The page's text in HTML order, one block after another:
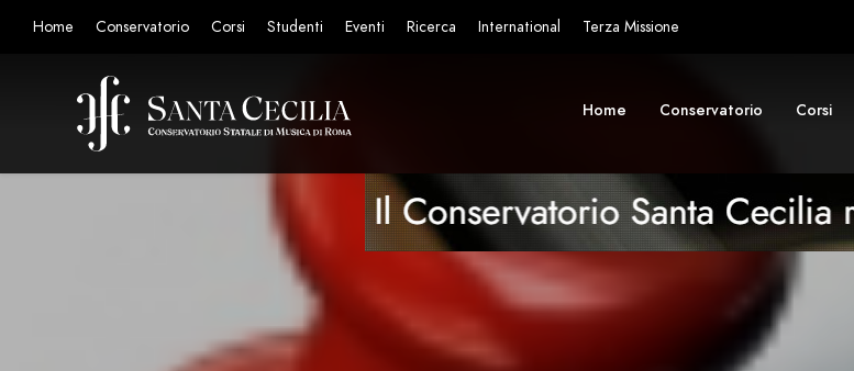
Home Conservatorio Corsi Studenti Eventi Ricerca International Terza Missione
Home Conservatorio Corsi